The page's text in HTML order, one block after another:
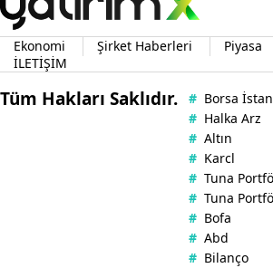
Ekonomi Şirket Haberleri Piyasa
İLETİŞİM
Tüm Hakları Saklıdır. # Borsa
# Halka Arz
# Altın
# Karcl
# Tuna
# Tuna
# Bofa
# Abd
# Bilanço